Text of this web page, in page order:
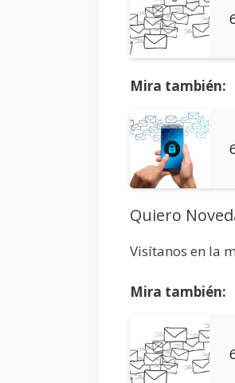
Mira también:
Quiero
Visítanos en la
Mira también: